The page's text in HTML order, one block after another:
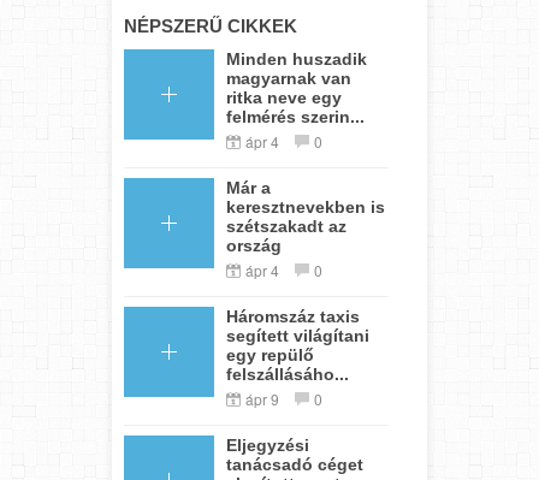
NÉPSZERŰ CIKKEK
Minden huszadik
magyarnak van
ritka neve egy
felmérés szerin...
ápr 4 0
Már a
keresztnevekben is
szétszakadt az
ország
ápr 4 0
Háromszáz taxis
segített világítani
egy repülő
felszállásáho...
ápr 9 0
Eljegyzési
tanácsadó céget